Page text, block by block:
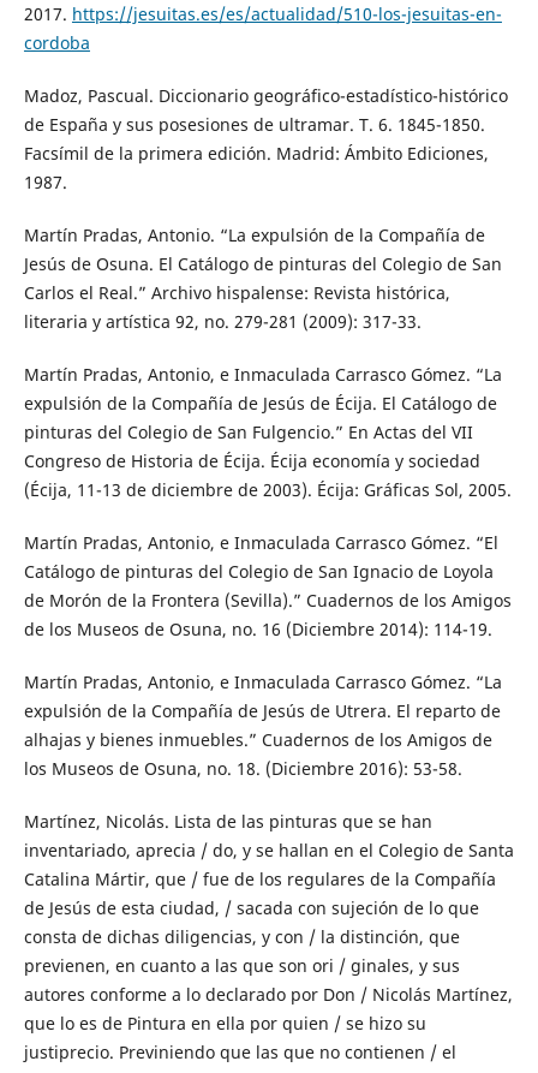
2017. https://jesuitas.es/es/actualidad/510-los-jesuitas-en-
cordoba
Madoz, Pascual. Diccionario geográfico-estadístico-histórico
de España y sus posesiones de ultramar. T. 6. 1845-1850.
Facsímil de la primera edición. Madrid: Ámbito Ediciones,
1987.
Martín Pradas, Antonio. “La expulsión de la Compañía de
Jesús de Osuna. El Catálogo de pinturas del Colegio de San
Carlos el Real.” Archivo hispalense: Revista histórica,
literaria y artística 92, no. 279-281 (2009): 317-33.
Martín Pradas, Antonio, e Inmaculada Carrasco Gómez. “La
expulsión de la Compañía de Jesús de Écija. El Catálogo de
pinturas del Colegio de San Fulgencio.” En Actas del VII
Congreso de Historia de Écija. Écija economía y sociedad
(Écija, 11-13 de diciembre de 2003). Écija: Gráficas Sol, 2005.
Martín Pradas, Antonio, e Inmaculada Carrasco Gómez. “El
Catálogo de pinturas del Colegio de San Ignacio de Loyola
de Morón de la Frontera (Sevilla).” Cuadernos de los Amigos
de los Museos de Osuna, no. 16 (Diciembre 2014): 114-19.
Martín Pradas, Antonio, e Inmaculada Carrasco Gómez. “La
expulsión de la Compañía de Jesús de Utrera. El reparto de
alhajas y bienes inmuebles.” Cuadernos de los Amigos de
los Museos de Osuna, no. 18. (Diciembre 2016): 53-58.
Martínez, Nicolás. Lista de las pinturas que se han
inventariado, aprecia / do, y se hallan en el Colegio de Santa
Catalina Mártir, que / fue de los regulares de la Compañía
de Jesús de esta ciudad, / sacada con sujeción de lo que
consta de dichas diligencias, y con / la distinción, que
previenen, en cuanto a las que son ori / ginales, y sus
autores conforme a lo declarado por Don / Nicolás Martínez,
que lo es de Pintura en ella por quien / se hizo su
justiprecio. Previniendo que las que no contienen / el